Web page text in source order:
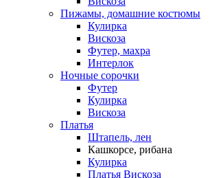
Пижамы, домашние костюмы
Кулирка
Вискоза
Футер, махра
Интерлок
Ночные сорочки
Футер
Кулирка
Вискоза
Платья
Штапель, лен
Кашкорсе, рибана
Кулирка
Платья Вискоза